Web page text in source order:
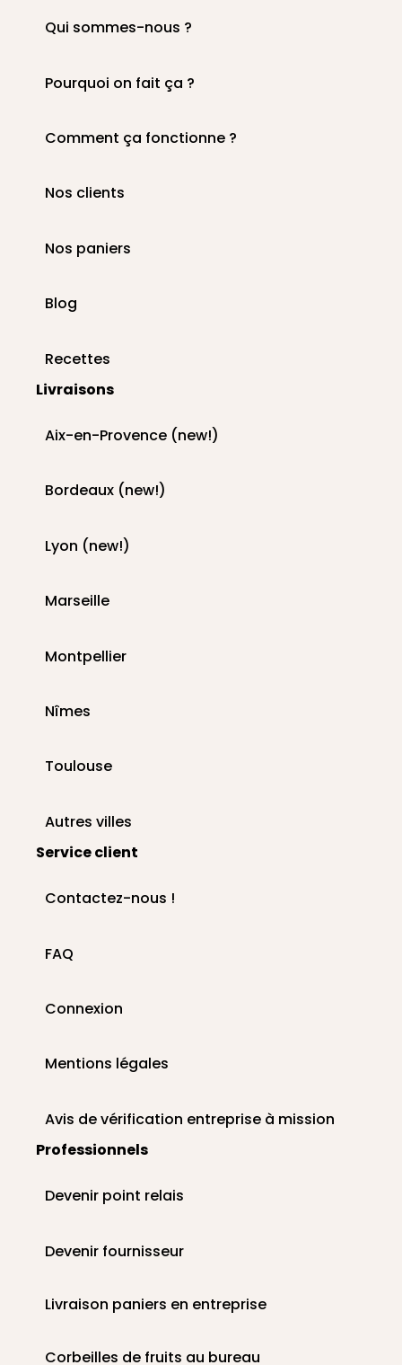
Qui sommes-nous ?
Pourquoi on fait ça ?
Comment ça fonctionne ?
Nos clients
Nos paniers
Blog
Recettes
Livraisons
Aix-en-Provence (new!)
Bordeaux (new!)
Lyon (new!)
Marseille
Montpellier
Nîmes
Toulouse
Autres villes
Service client
Contactez-nous !
FAQ
Connexion
Mentions légales
Avis de vérification entreprise à mission
Professionnels
Devenir point relais
Devenir fournisseur
Livraison paniers en entreprise
Corbeilles de fruits au bureau